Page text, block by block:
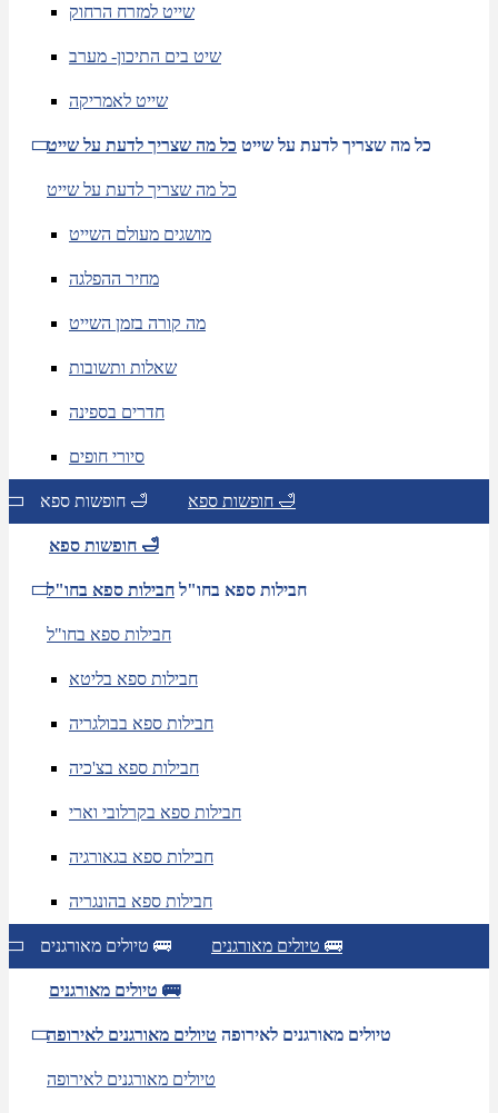
שייט למזרח הרחוק
שיט בים התיכון- מערב
שייט לאמריקה
כל מה שצריך לדעת על שייט כל מה שצריך לדעת על שייט
כל מה שצריך לדעת על שייט
מושגים מעולם השייט
מחיר ההפלגה
מה קורה בזמן השייט
שאלות ותשובות
חדרים בספינה
סיורי חופים
חופשות ספא 🛁 חופשות ספא 🛁
חופשות ספא 🛁
חבילות ספא בחו"ל חבילות ספא בחו"ל
חבילות ספא בחו"ל
חבילות ספא בליטא
חבילות ספא בבולגריה
חבילות ספא בצ'כיה
חבילות ספא בקרלובי וארי
חבילות ספא בגאורגיה
חבילות ספא בהונגריה
טיולים מאורגנים 🚌 טיולים מאורגנים 🚌
טיולים מאורגנים 🚌
טיולים מאורגנים לאירופה טיולים מאורגנים לאירופה
טיולים מאורגנים לאירופה